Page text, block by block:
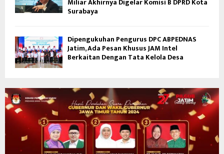
Surabaya
Dipengukuhan Pengurus DPC ABPEDNAS
Jatim, Ada Pesan Khusus JAM Intel
Berkaitan Dengan Tata Kelola Desa